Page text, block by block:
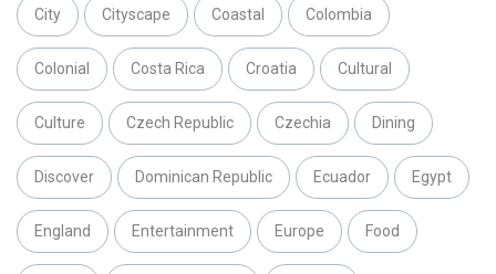
City Cityscape Coastal Colombia
Colonial Costa Rica Croatia Cultural
Culture Czech Republic Czechia Dining
Discover Dominican Republic Ecuador Egypt
England Entertainment Europe Food